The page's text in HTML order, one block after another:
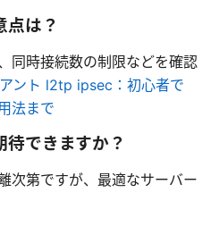
点は？
同時接続数の制限などを確認
ント l2tp ipsec：初心者で
法まで
待できますか？
次第ですが、最適なサーバー